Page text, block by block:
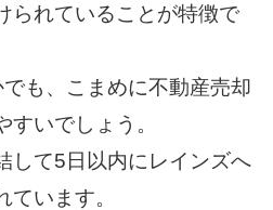
られていることが特徴で
も、こまめに不動産売却
いでしょう。
して5日以内にレインズへ
います。